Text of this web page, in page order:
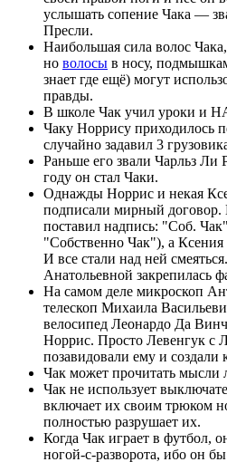
услышать сопение Чака —
Пресли.
Наибольшая сила волос
но волосы в носу,
знает где ещё) могут
правды.
В школе Чак учил уроки и
Чаку Норрису приходилось
случайно задавил 3
Раньше его звали Чарльз Ли
году он стал Чаки.
Однажды Норрис и некая
подписали мирный
поставил надпись: "Соб.
"Собственно Чак"), а Ксения
И все стали над ней
Анатольевной закрепилась
На самом деле микроскоп
телескоп Михаила
велосипед Леонардо Да
Норрис. Просто Левенгук с
позавидовали ему и создали
Чак может прочитать мысли
Чак не использует
включает их своим трюком
полностью разрушает их.
Когда Чак играет в футбол,
ногой-с-разворота, ибо он